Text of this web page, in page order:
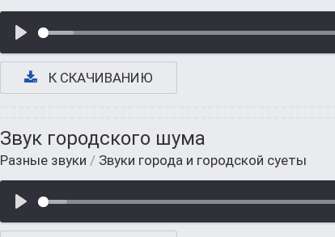
К СКАЧИВАНИЮ
Звук городского шума
Разные звуки / Звуки города и городской суеты